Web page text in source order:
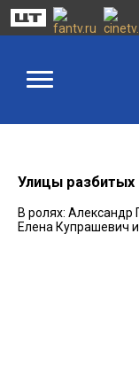
Улицы
В ролях:
Елена Купрашевич